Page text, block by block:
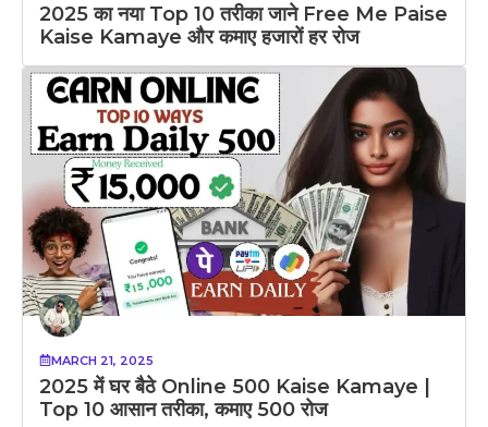
2025 का नया Top 10 तरीका जाने Free Me Paise
Kaise Kamaye और कमाए हजारों हर रोज
MARCH 21, 2025
2025 में घर बैठे Online 500 Kaise Kamaye |
Top 10 आसान तरीका, कमाए 500 रोज